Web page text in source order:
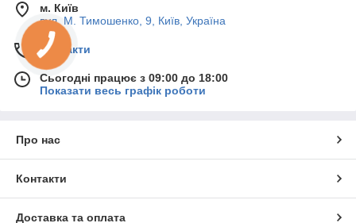
м. Київ
вул. М. Тимошенко, 9, Київ, Україна
Контакти
Сьогодні працює з 09:00 до 18:00
Показати весь графік роботи
Про нас
Контакти
Доставка та оплата